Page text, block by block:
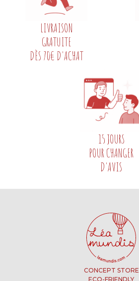
LIVRAISON
GRATUITE
DÈS 70€ D'ACHAT
15 JOURS
POUR CHANGER
D'AVIS
CONCEPT STORE
ECO-FRIENDLY